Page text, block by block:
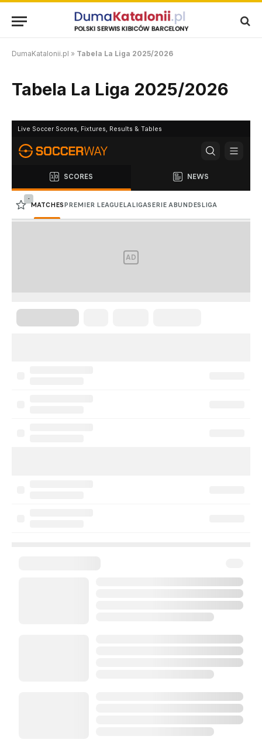
DumaKatalonii.pl » Tabela La Liga 2025/2026
Tabela La Liga 2025/2026